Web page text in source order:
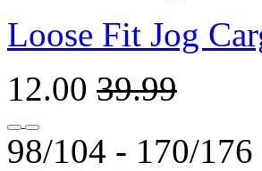
Loose Fit Jog
12.00 39.99
98/104 ‐ 170/176